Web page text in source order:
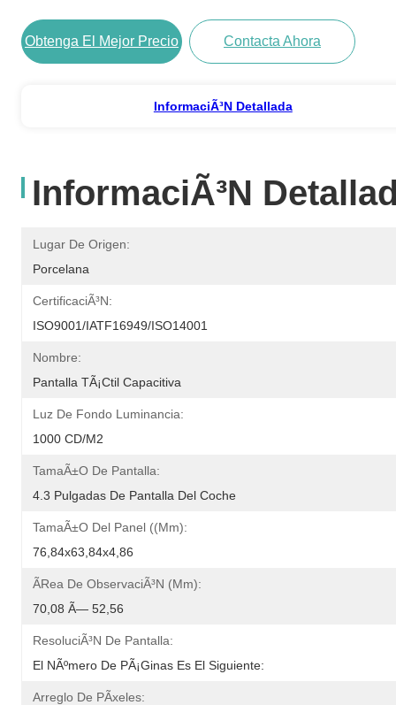
Obtenga El Mejor Precio Contacta Ahora
InformaciÃ³n Detallada
InformaciÃ³n
Lugar De Origen:
Porcelana
CertificaciÃ³n:
ISO9001/IATF16949/ISO14001
Nombre:
Pantalla TÃ¡ctil Capacitiva
Luz De Fondo Luminancia:
1000 CD/m2
TamaÃ±o De Pantalla:
4.3 Pulgadas De Pantalla Del Coche
TamaÃ±o Del Panel ((mm):
76,84x63,84x4,86
Ãrea De ObservaciÃ³n (mm):
70,08 Ã— 52,56
ResoluciÃ³n De Pantalla:
El NÃºmero De PÃ¡ginas Es El Siguiente:
Arreglo De PÃ­xeles: